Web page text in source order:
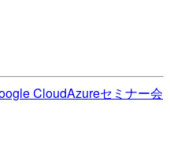
CloudAzureセミナー会